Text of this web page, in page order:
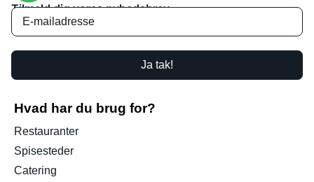
Tilmeld dig vores nyhedsbrev
Ja tak!
Hvad har du brug for?
Restauranter
Spisesteder
Catering